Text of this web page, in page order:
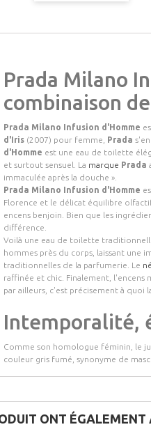
Prada Milano
combinaison
Prada Milano Infusion d'Homme
d'Iris(2007) pour femme, Prada
d'Homme est une eau de toilette
et surtout sensuel. La marque Prada
immaculée après la douche ».
Prada Milano Infusion d'Homme
Florence et le délicat équilibre
encens benjoin. Bien que les
différence.
Voilà une eau de toilette
hommes près du corps, laissant une
traditionnelles de la parfumerie. Le
raffinée et chic. Finalement, l'encens
par ailleurs, c'est précisement à quoi
Intemporalité,
Comme son homologue féminin, le
couleur gris fumé, synonyme de
ONT ÉGALEMENT